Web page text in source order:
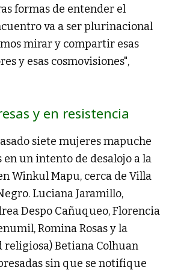
formas de entender el
va a ser plurinacional
mirar y compartir esas
y esas cosmovisiones",
y en resistencia
siete mujeres mapuche
un intento de desalojo a la
Winkul Mapu, cerca de Villa
Luciana Jaramillo,
Despo Cañuqueo, Florencia
Romina Rosas y la
Betiana Colhuan
sin que se notifique